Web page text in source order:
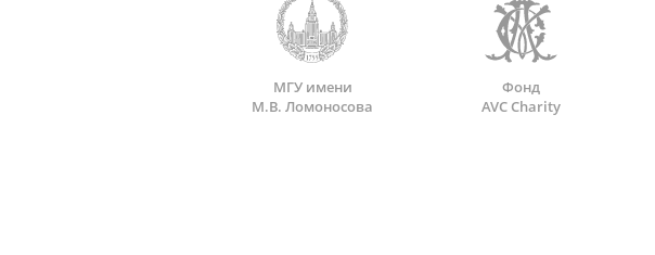
МГУ имени
М.В. Ломоносова
Фонд
AVC Charity